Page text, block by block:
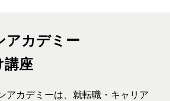
アカデミー
講座
アカデミーは、就転職・キャリア